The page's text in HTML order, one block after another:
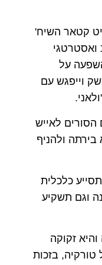
קטאר השיח'
ואסטרטגי
על
וייפגש עם
הסורים לאייש
ולהניף
כלכלית
וגם תשקיע
זקוקה
בזכות